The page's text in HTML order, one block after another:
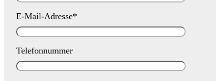
E-Mail-Adresse*
Telefonnummer